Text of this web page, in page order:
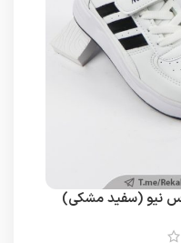
نیو (سفید مشکی)